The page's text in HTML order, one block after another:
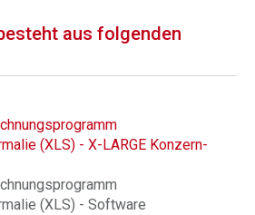
aus folgenden
(XLS) - X-LARGE Konzern-
(XLS) - Software